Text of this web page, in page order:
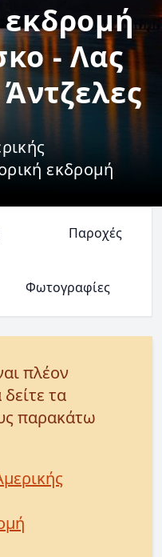
- Λας
εκδρομή
Παροχές
Φωτογραφίες
πλέον
τα
παρακάτω